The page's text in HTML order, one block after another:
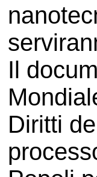
Il
Diritti